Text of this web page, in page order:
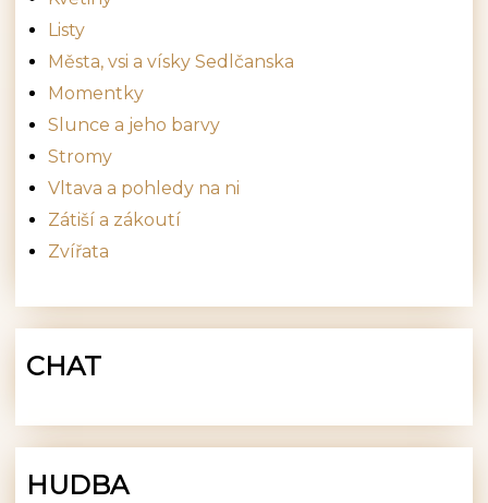
Listy
Města, vsi a vísky Sedlčanska
Momentky
Slunce a jeho barvy
Stromy
Vltava a pohledy na ni
Zátiší a zákoutí
Zvířata
CHAT
HUDBA